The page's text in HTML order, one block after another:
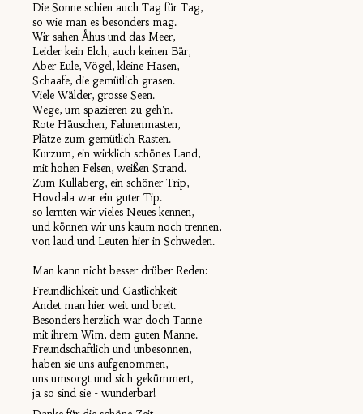
Die Sonne schien auch Tag für Tag,
so wie man es besonders mag.
Wir sahen Åhus und das Meer,
Leider kein Elch, auch keinen Bär,
Aber Eule, Vögel, kleine Hasen,
Schaafe, die gemütlich grasen.
Viele Wälder, grosse Seen.
Wege, um spazieren zu geh'n.
Rote Häuschen, Fahnenmasten,
Plätze zum gemütlich Rasten.
Kurzum, ein wirklich schönes Land,
mit hohen Felsen, weißen Strand.
Zum Kullaberg, ein schöner Trip,
Hovdala war ein guter Tip.
so lernten wir vieles Neues kennen,
und können wir uns kaum noch trennen,
von laud und Leuten hier in Schweden.
Man kann nicht besser drüber Reden:
Freundlichkeit und Gastlichkeit
Andet man hier weit und breit.
Besonders herzlich war doch Tanne
mit ihrem Wim, dem guten Manne.
Freundschaftlich und unbesonnen,
haben sie uns aufgenommen,
uns umsorgt und sich gekümmert,
ja so sind sie - wunderbar!